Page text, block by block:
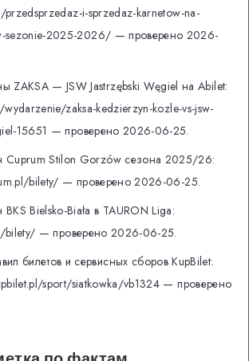
przedsprzedaz-i-sprzedaz-karnetow-na-
sezonie-2025-2026/ — проверено 2026-
ZAKSA — JSW Jastrzębski Węgiel на Abilet:
zaksa-kedzierzyn-kozle-vs-jsw-
15651 — проверено 2026-06-25.
Cuprum Stilon Gorzów сезона 2025/26:
bilety/ — проверено 2026-06-25.
Bielsko-Biała в TAURON Liga:
bilety/ — проверено 2026-06-25.
билетов и сервисных сборов KupBilet:
sport/siatkowka/vb1324 — проверено